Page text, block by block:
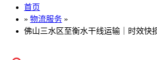
首页
» 物流服务 »
佛山三水区至衡水干线运输｜时效快